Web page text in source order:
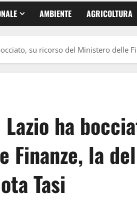
AMBIENTE AGRICOLTURA
su ricorso del Ministero delle
ha
la
Tasi